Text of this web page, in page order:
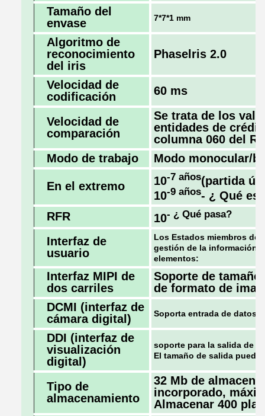
Tamaño del
envase
7*7*1 mm
Algoritmo de
reconocimiento
del iris
Phaselris 2.0
Velocidad de
codificación
60 ms
Velocidad de
comparación
Se trata de los
entidades de
columna 060 del
Modo de trabajo
Modo monocular/
En el extremo 10-7 años(partida
10-9 años- ¿ Qué es
RFR
10- ¿ Qué pasa?
Interfaz de
usuario
Los Estados miembros
gestión de la información
elementos:
Interfaz MIPI de
dos carriles
Soporte de tamaño
de formato de
DCMI (interfaz de
cámara digital)
Soporta entrada de datos
DDI (interfaz de
visualización
digital)
soporte para la salida de
El tamaño de salida puede
Tipo de
almacenamiento
32 Mb de
incorporado,
Almacenar 400